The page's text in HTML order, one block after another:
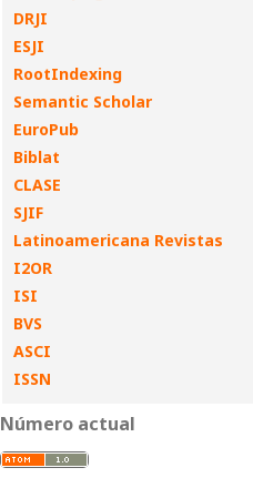
DRJI
ESJI
RootIndexing
Semantic Scholar
EuroPub
Biblat
CLASE
SJIF
Latinoamericana Revistas
I2OR
ISI
BVS
ASCI
ISSN
Número actual